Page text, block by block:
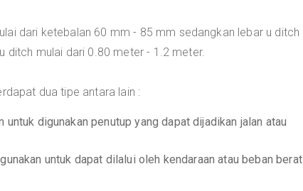
dari ketebalan 60 mm - 85 mm sedangkan lebar u ditch
ditch mulai dari 0.80 meter - 1.2 meter.
dua tipe antara lain :
untuk digunakan penutup yang dapat dijadikan jalan atau
untuk dapat dilalui oleh kendaraan atau beban berat